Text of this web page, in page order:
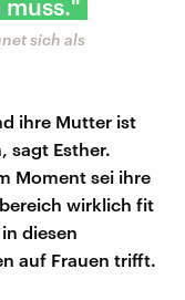
sich als
ihre Mutter ist
sagt Esther.
Moment sei ihre
wirklich fit
diesen
auf Frauen trifft.